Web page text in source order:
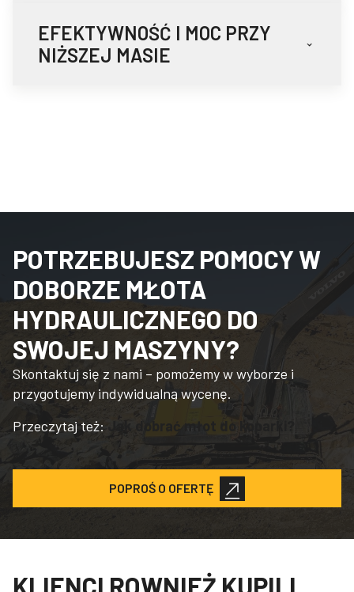
EFEKTYWNOŚĆ I MOC PRZY
NIŻSZEJ MASIE
POTRZEBUJESZ POMOCY W
DOBORZE MŁOTA
HYDRAULICZNEGO DO
SWOJEJ MASZYNY?
Skontaktuj się z nami – pomożemy w wyborze i
przygotujemy indywidualną wycenę.
Przeczytaj też:
Jak dobrać młot do koparki?
POPROŚ O OFERTĘ
KLIENCI ROWNIEŻ KUPILI